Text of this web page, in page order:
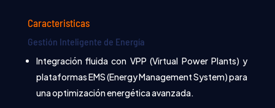
Caracteristicas
Gestión Inteligente de Energía
Integración fluida con VPP (Virtual Power Plants) y
plataformas EMS (Energy Management System) para
una optimización energética avanzada.